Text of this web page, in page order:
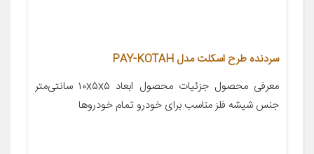
سردنده طرح اسکلت مدل PAY-KOTAH
معرفی محصول جزئیات محصول ابعاد ۱۰x۵x۵ سانتی‌متر
جنس شیشه فلز مناسب برای خودرو تمام خودروها